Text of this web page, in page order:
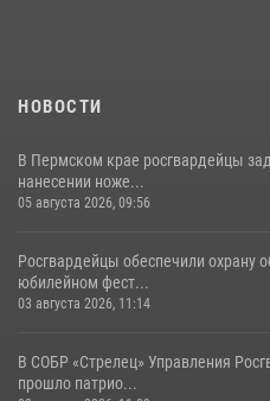
НОВОСТИ
В Пермском крае росгвардейцы
нанесении ноже...
05 августа 2026, 09:56
Росгвардейцы обеспечили охрану
юбилейном фест...
03 августа 2026, 11:14
В СОБР «Стрелец» Управления
прошло патрио...